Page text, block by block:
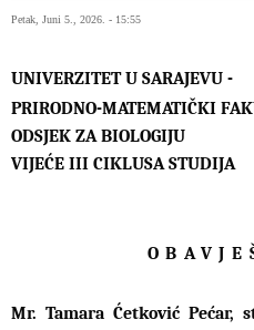
Petak, Juni 5., 2026. - 15:55
UNIVERZITET U SARAJEVU -
PRIRODNO-MATEMATIČKI
ODSJEK ZA BIOLOGIJU
VIJEĆE III CIKLUSA STUDIJA
Mr. Tamara Ćetković Pećar,